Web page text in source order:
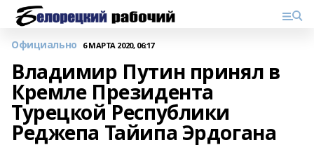
Официально 6 МАРТА 2020, 06:17
Владимир Путин принял в
Кремле Президента
Турецкой Республики
Реджепа Тайипа Эрдогана